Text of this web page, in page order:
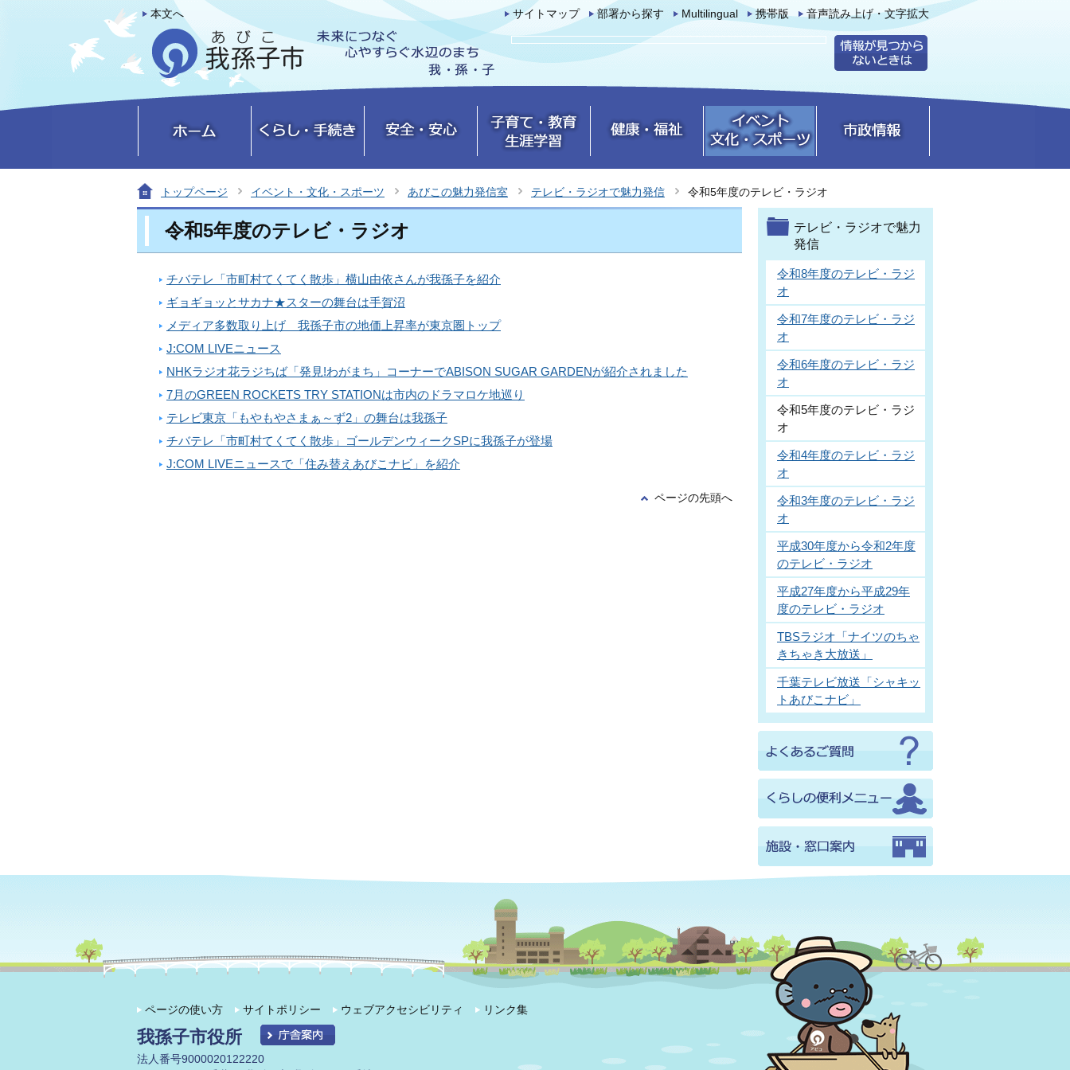
本文へ サイトマップ 部署から探す Multilingual 携帯版 音声読み上げ・文字拡大
トップページ イベント・文化・スポーツ あびこの魅力発信室 テレビ・ラジオで魅力発信 令和5年度のテレビ・ラジオ
令和5年度のテレビ・ラジオ
チバテレ「市町村てくてく散歩」横山由依さんが我孫子を紹介
ギョギョッとサカナ★スターの舞台は手賀沼
メディア多数取り上げ 我孫子市の地価上昇率が東京圏トップ
J:COM LIVEニュース
NHKラジオ花ラジちば「発見!わがまち」コーナーでABISON SUGAR GARDENが紹介されました
7月のGREEN ROCKETS TRY STATIONは市内のドラマロケ地巡り
テレビ東京「もやもやさまぁ～ず2」の舞台は我孫子
チバテレ「市町村てくてく散歩」ゴールデンウィークSPに我孫子が登場
J:COM LIVEニュースで「住み替えあびこナビ」を紹介
ページの先頭へ
テレビ・ラジオで魅力
発信
令和8年度のテレビ・ラジ
オ
令和7年度のテレビ・ラジ
オ
令和6年度のテレビ・ラジ
オ
令和5年度のテレビ・ラジ
オ
令和4年度のテレビ・ラジ
オ
令和3年度のテレビ・ラジ
オ
平成30年度から令和2年度
のテレビ・ラジオ
平成27年度から平成29年
度のテレビ・ラジオ
TBSラジオ「ナイツのちゃ
きちゃき大放送」
千葉テレビ放送「シャキッ
トあびこナビ」
ページの使い方 サイトポリシー ウェブアクセシビリティ リンク集
我孫子市役所
法人番号9000020122220